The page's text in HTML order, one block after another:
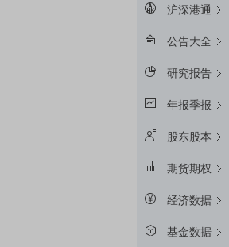
沪深港通
公告大全
研究报告
年报季报
股东股本
期货期权
经济数据
基金数据